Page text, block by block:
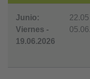
Junio:
Viernes -
19.06.2026